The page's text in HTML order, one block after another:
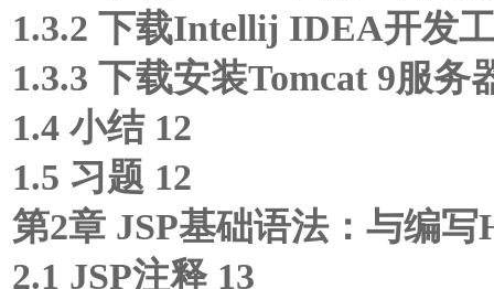
1.3.2 下载Intellij IDEA开发
1.3.3 下载安装Tomcat 9服务
1.4 小结 12
1.5 习题 12
第2章 JSP基础语法：与编
2.1 JSP注释 13